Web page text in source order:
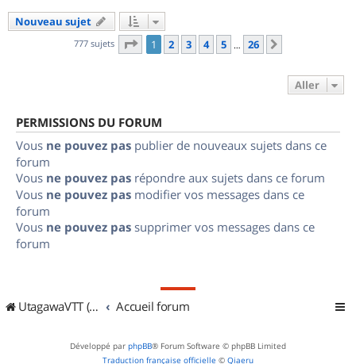
Nouveau sujet
777 sujets Page 1sur
1 2 3 4 5 … 26
Aller
PERMISSIONS DU FORUM
Vous ne pouvez pas publier de nouveaux sujets dans ce
forum
Vous ne pouvez pas répondre aux sujets dans ce forum
Vous ne pouvez pas modifier vos messages dans ce
forum
Vous ne pouvez pas supprimer vos messages dans ce
forum
UtagawaVTT (Randos VTT et VTTAE avec traces GPS) Accueil forum
Développé par phpBB® Forum Software © phpBB Limited
Traduction française officielle © Qiaeru